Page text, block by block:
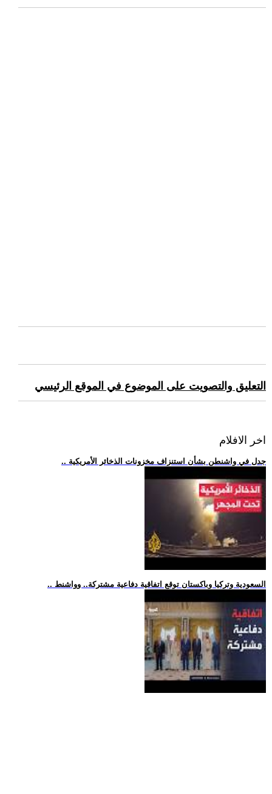
التعليق والتصويت على الموضوع في الموقع الرئيسي
اخر الافلام
.. جدل في واشنطن بشأن استنزاف مخزونات الذخائر الأمريكية
.. السعودية وتركيا وباكستان توقع اتفاقية دفاعية مشتركة.. وواشنط